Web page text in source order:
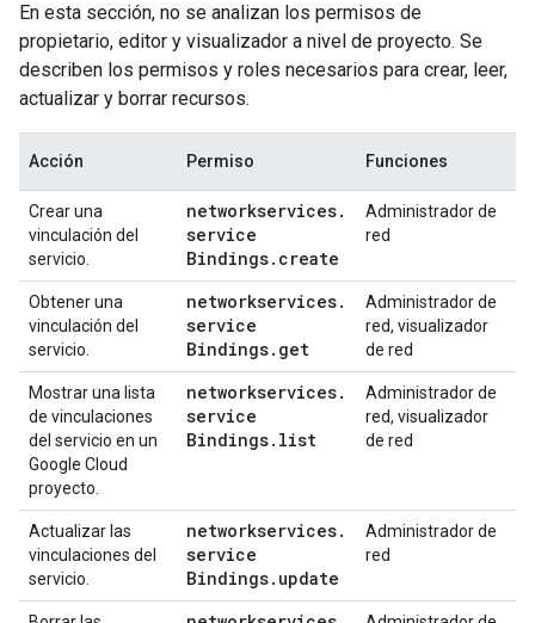
En esta sección, no se analizan los permisos de
propietario, editor y visualizador a nivel de proyecto. Se
describen los permisos y roles necesarios para crear, leer,
actualizar y borrar recursos.
Acción Permiso Funciones
Crear una
vinculación del
servicio.
networkservices.
service
Bindings. create
Administrador de
red
Obtener una
vinculación del
servicio.
networkservices.
service
Bindings. get
Administrador de
red, visualizador
de red
Mostrar una lista
de vinculaciones
del servicio en un
Google Cloud
proyecto.
networkservices.
service
Bindings. list
Administrador de
red, visualizador
de red
Actualizar las
vinculaciones del
servicio.
networkservices.
service
Bindings. update
Administrador de
red